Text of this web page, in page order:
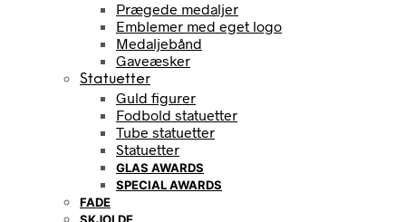
Prægede medaljer
Emblemer med eget logo
Medaljebånd
Gaveæsker
Statuetter
Guld figurer
Fodbold statuetter
Tube statuetter
Statuetter
GLAS AWARDS
SPECIAL AWARDS
FADE